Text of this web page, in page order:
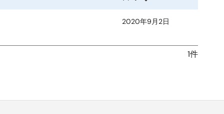
2020年9月2日
1件